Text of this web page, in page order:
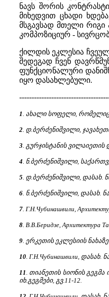
ნავს შორის
მიხედვით ცხადი
მსგავსად მთელი რიგი
კომპოზიციურ -
ქილდის ეკლესია
შედეგად ჩვენ
ფუნქციონალური
იყო დასახლებული.
1 . ახალი სოფელი,
2 . დ.ბერძენიშვილი,
3 . გურჯისტანის
4 . ნ.ბერძენიშვილი,
5 . დ.ბერძენიშვილი, დასახ.
6 . ნ.ბერძენიშვილი, დასახ.
7 . Г.Н.Чубинашвили,
8 . В.В.Беридзе, Архитектура
9 . ერკეთის ეკლესიის
10 . Г.Н.Чубинашвили, დასახ.
11 . თიანეთის სიონის
იხ.გეგმები, გვ.11-12.